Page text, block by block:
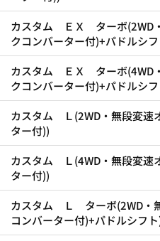
カスタム ＥＸ ターボ(2WD
クコンバーター付)+パドルシ
カスタム ＥＸ ターボ(4WD
クコンバーター付)+パドルシ
カスタム Ｌ(2WD・無段変速
ター付))
カスタム Ｌ(4WD・無段変速
ター付))
カスタム Ｌ ターボ(2WD・
コンバーター付)+パドルシフ